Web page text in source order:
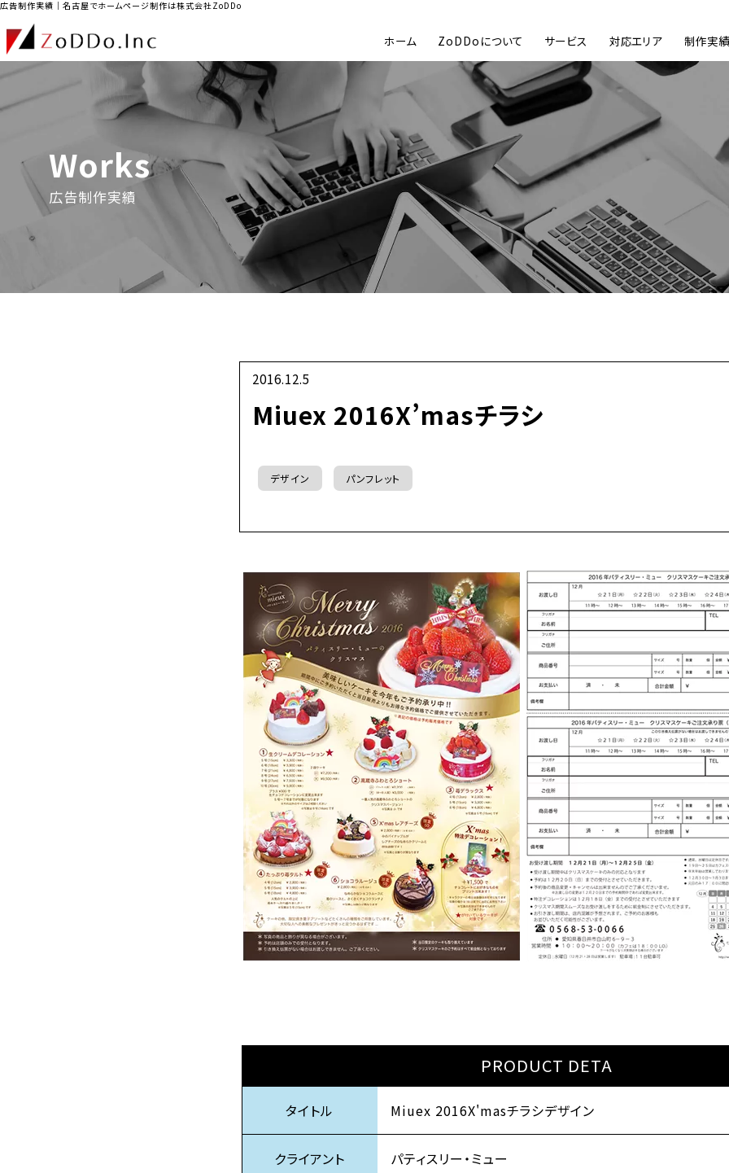
広告制作実績｜名古屋でホームページ制作は株式会社ZoDDo
ホーム ZoDDoについて サービス 対応エリア 制作実績
Works
広告制作実績
2016.12.5
Miuex 2016X’masチラシ
デザイン パンフレット
PRODUCT DETA
タイトル Miuex 2016X'masチラシデザイン
クライアント パティスリー・ミュー